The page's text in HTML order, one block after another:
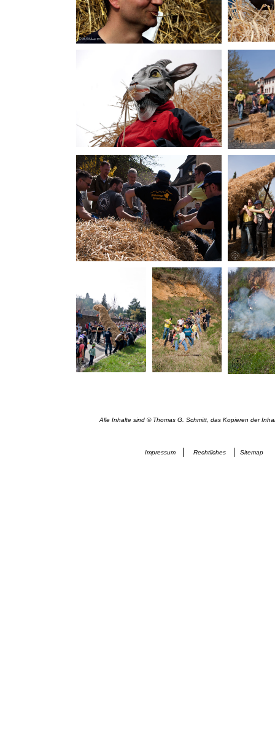
Alle Inhalte sind © Thomas G. Schmitt, das Kopieren der
Impressum Rechtliches Sitemap